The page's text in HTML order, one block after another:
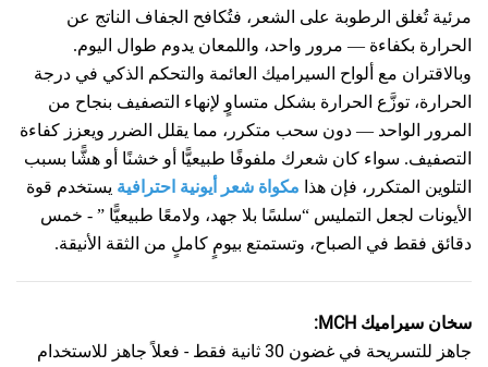
مرئية تُغلق الرطوبة على الشعر، فتُكافح الجفاف الناتج عن
الحرارة بكفاءة — مرور واحد، واللمعان يدوم طوال اليوم.
وبالاقتران مع ألواح السيراميك العائمة والتحكم الذكي في درجة
الحرارة، توزَّع الحرارة بشكل متساوٍ لإنهاء التصفيف بنجاح من
المرور الواحد — دون سحب متكرر، مما يقلل الضرر ويعزز كفاءة
التصفيف. سواء كان شعرك ملفوفًا طبيعيًّا أو خشنًا أو هشًّا بسبب
التلوين المتكرر، فإن هذا مكواة شعر أيونية احترافية يستخدم قوة
الأيونات لجعل التمليس “سلسًا بلا جهد، ولامعًا طبيعيًّا ” - خمس
دقائق فقط في الصباح، وتستمتع بيومٍ كاملٍ من الثقة الأنيقة.
سخان سيراميك MCH:
جاهز للتسريحة في غضون 30 ثانية فقط - فعلاً جاهز للاستخدام